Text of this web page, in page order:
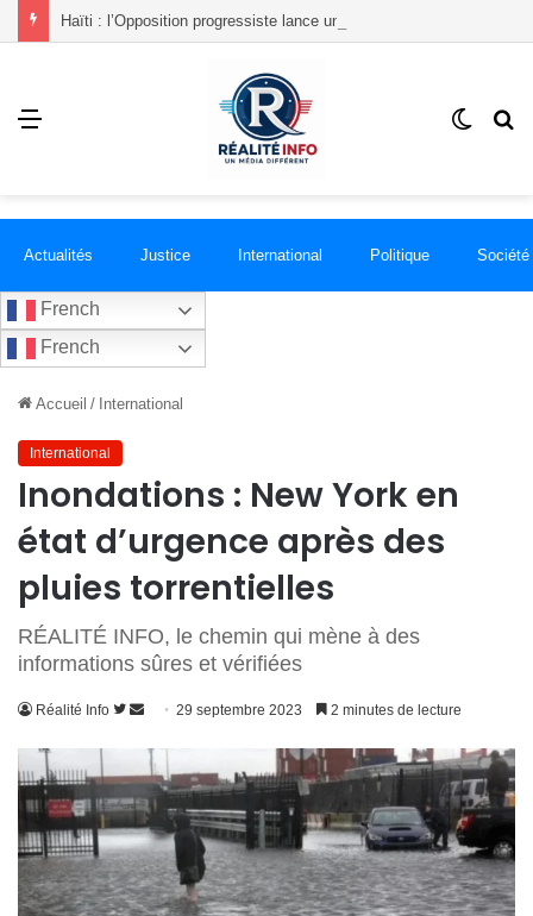
Menu
Switch
Actualités Justice International Politique Société
French
French
Accueil / International
International
Inondations : New York en
état d’urgence après des
pluies torrentielles
RÉALITÉ INFO, le chemin qui mène à des
informations sûres et vérifiées
Réalité Info
Suivre
Twitter
Envoyer
courriel
29 septembre 2023 2 minutes de lecture